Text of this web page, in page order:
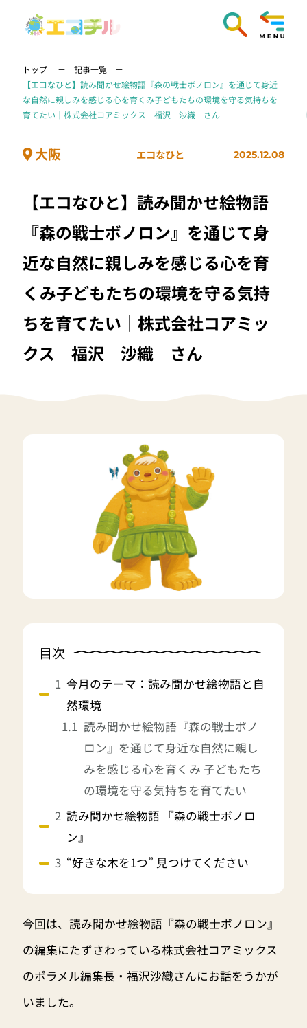
トップ
記事一覧
【エコなひと】読み聞かせ絵物語『森の戦士ボノロン』を通じて身近
な自然に親しみを感じる心を育くみ子どもたちの環境を守る気持ちを
育てたい｜株式会社コアミックス 福沢 沙織 さん
大阪 エコなひと 2025.12.08
【エコなひと】読み聞かせ絵物語
『森の戦士ボノロン』を通じて身
近な自然に親しみを感じる心を育
くみ子どもたちの環境を守る気持
ちを育てたい｜株式会社コアミッ
クス 福沢 沙織 さん
目次
今月のテーマ：読み聞かせ絵物語と自
然環境
読み聞かせ絵物語『森の戦士ボノ
ロン』を通じて身近な自然に親し
みを感じる心を育くみ 子どもたち
の環境を守る気持ちを育てたい
読み聞かせ絵物語 『森の戦士ボノロ
ン』
“好きな木を1つ” 見つけてください
今回は、読み聞かせ絵物語『森の戦士ボノロン』
の編集にたずさわっている株式会社コアミックス
のポラメル編集長・福沢沙織さんにお話をうかが
いました。